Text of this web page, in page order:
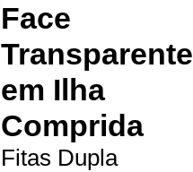
Face
em Ilha
Comprida
Fitas Dupla